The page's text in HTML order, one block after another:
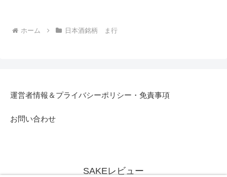
ホーム 日本酒銘柄 ま行
運営者情報＆プライバシーポリシー・免責事項
お問い合わせ
SAKEレビュー